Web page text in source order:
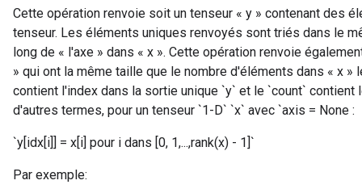
Cette opération renvoie soit un tenseur « y » contenant des
tenseur. Les éléments uniques renvoyés sont triés dans le
long de « l'axe » dans « x ». Cette opération renvoie
» qui ont la même taille que le nombre d'éléments dans « x »
contient l'index dans la sortie unique `y` et le `count` contient
d'autres termes, pour un tenseur `1-D` `x` avec `axis = None :
`y[idx[i]] = x[i] pour i dans [0, 1,...,rank(x) - 1]`
Par exemple: